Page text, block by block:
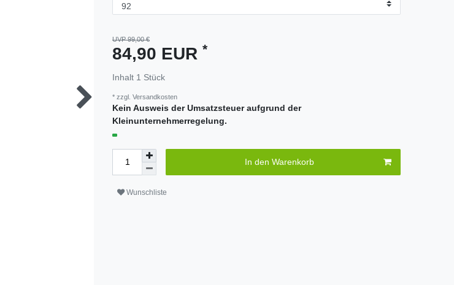
UVP 99,00 €
84,90 EUR *
Inhalt 1 Stück
* zzgl. Versandkosten
Kein Ausweis der Umsatzsteuer aufgrund der
Kleinunternehmerregelung.
In den Warenkorb
Wunschliste